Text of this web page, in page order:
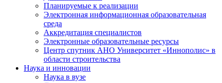
Планируемые к реализации
Электронная информационная образовательная
среда
Аккредитация специалистов
Электронные образовательные ресурсы
Центр спутник АНО Университет «Иннополис» в
области строительства
Наука и инновации
Наука в вузе